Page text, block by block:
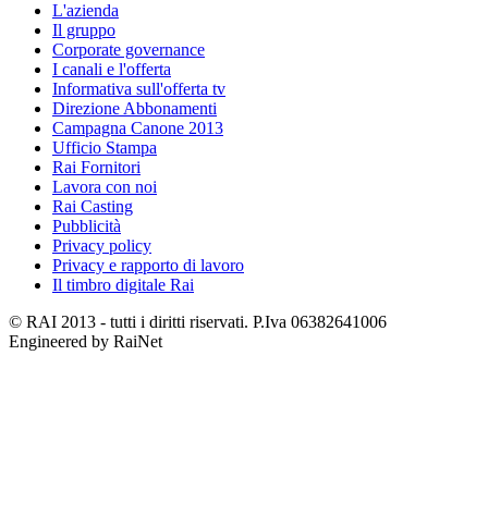
L'azienda
Il gruppo
Corporate governance
I canali e l'offerta
Informativa sull'offerta tv
Direzione Abbonamenti
Campagna Canone 2013
Ufficio Stampa
Rai Fornitori
Lavora con noi
Rai Casting
Pubblicità
Privacy policy
Privacy e rapporto di lavoro
Il timbro digitale Rai
© RAI 2013 - tutti i diritti riservati. P.Iva 06382641006
Engineered by RaiNet